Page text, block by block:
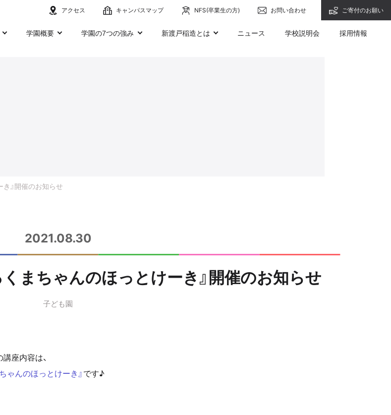
アクセス キャンパスマップ NFS(卒業生の方) お問い合わせ ご寄付のお願い
学園概要 学園の7つの強み 新渡戸稲造とは ニュース 学校説明会 採用情報
』開催のお知らせ
2021.08.30
まちゃんのほっとけーき』開催のお知らせ
子ども園
座内容は、
ゃんのほっとけーき』 です♪